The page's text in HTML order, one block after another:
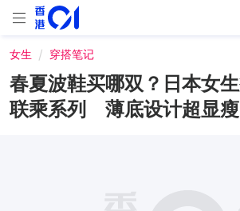
女生 穿搭笔记
春夏波鞋买哪双？日本女
联乘系列 薄底设计超显瘦